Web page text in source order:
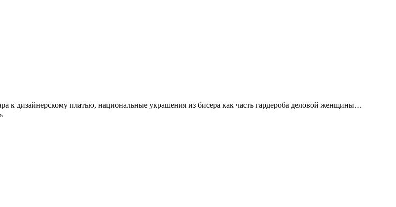
к дизайнерскому платью, национальные украшения из бисера как часть гардероба деловой женщины…